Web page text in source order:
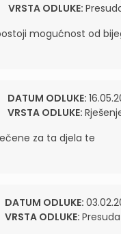
VRSTA ODLUKE:
mogućnost od
DATUM ODLUKE:
VRSTA ODLUKE:
za ta djela te
DATUM ODLUKE:
VRSTA ODLUKE: Presuda